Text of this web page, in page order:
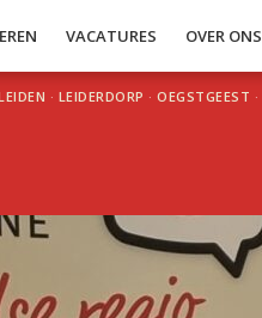
VACATURES OVER ONS
· LEIDERDORP · OEGSTGEEST ·